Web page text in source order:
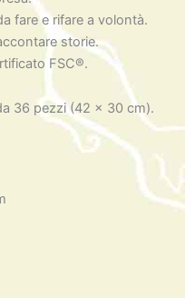
fare e rifare a volontà.
storie.
FSC®.
36 pezzi (42 x 30 cm).